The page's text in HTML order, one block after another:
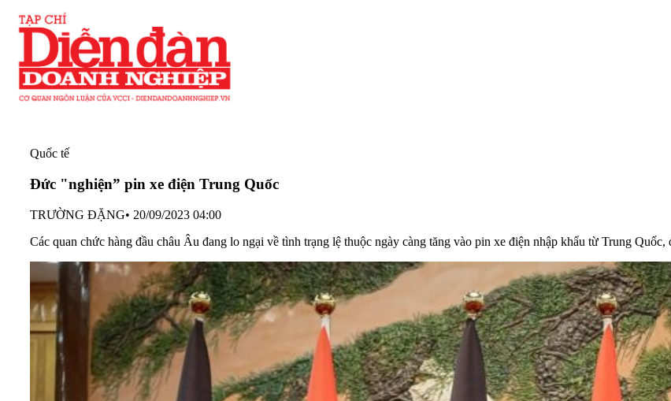
Quốc tế
Đức "nghiện” pin xe điện Trung Quốc
TRƯỜNG ĐẶNG• 20/09/2023 04:00
Các quan chức hàng đầu châu Âu đang lo ngại về tình trạng lệ thuộc ngày càng tăng vào pin xe điện nhập khẩu từ Trung